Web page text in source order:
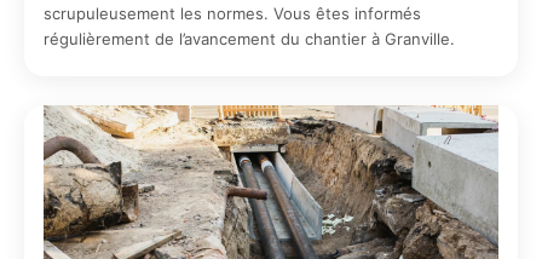
scrupuleusement les normes. Vous êtes informés
régulièrement de l’avancement du chantier à Granville.